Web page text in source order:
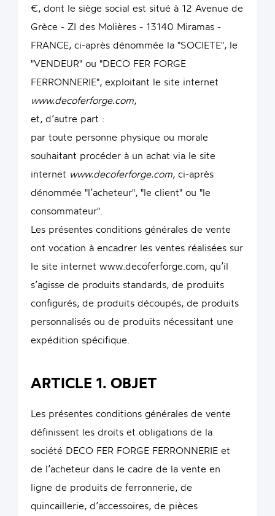
€, dont le siège social est situé à 12 Avenue de
Grèce - ZI des Molières - 13140 Miramas -
FRANCE, ci-après dénommée la "SOCIETE", le
"VENDEUR" ou "DECO FER FORGE
FERRONNERIE", exploitant le site internet
www.decoferforge.com,
et, d’autre part :
par toute personne physique ou morale
souhaitant procéder à un achat via le site
internet www.decoferforge.com, ci-après
dénommée "l’acheteur", "le client" ou "le
consommateur".
Les présentes conditions générales de vente
ont vocation à encadrer les ventes réalisées sur
le site internet www.decoferforge.com, qu’il
s’agisse de produits standards, de produits
configurés, de produits découpés, de produits
personnalisés ou de produits nécessitant une
expédition spécifique.
ARTICLE 1. OBJET
Les présentes conditions générales de vente
définissent les droits et obligations de la
société DECO FER FORGE FERRONNERIE et
de l’acheteur dans le cadre de la vente en
ligne de produits de ferronnerie, de
quincaillerie, d’accessoires, de pièces